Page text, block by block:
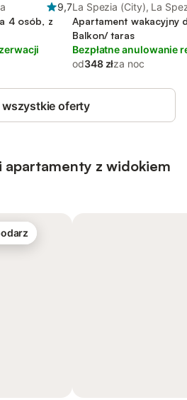
9,7
4 osób, z
La Spezia (City), La
Apartament wakacyjny
Balkon/ taras
Bezpłatne anulowanie
od348 złza noc
wszystkie oferty
apartamenty z widokiem